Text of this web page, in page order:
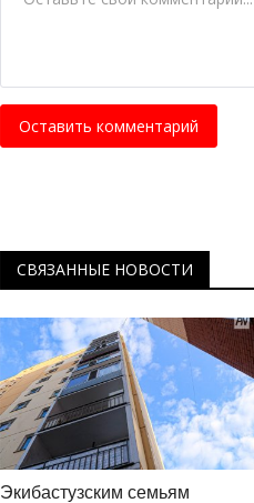
Оставить комментарий
СВЯЗАННЫЕ НОВОСТИ
Экибастузским семьям